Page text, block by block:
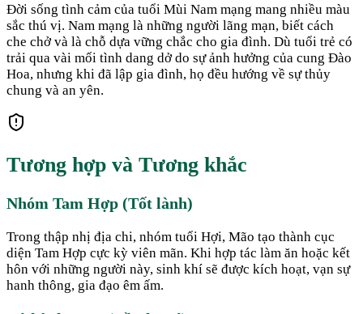
Đời sống tình cảm của tuổi Mùi Nam mạng mang nhiều màu
sắc thú vị. Nam mạng là những người lãng mạn, biết cách
che chở và là chỗ dựa vững chắc cho gia đình. Dù tuổi trẻ có
trải qua vài mối tình dang dở do sự ảnh hưởng của cung Đào
Hoa, nhưng khi đã lập gia đình, họ đều hướng về sự thủy
chung và an yên.
Tương hợp và Tương khắc
Nhóm Tam Hợp (Tốt lành)
Trong thập nhị địa chi, nhóm tuổi Hợi, Mão tạo thành cục
diện Tam Hợp cực kỳ viên mãn. Khi hợp tác làm ăn hoặc kết
hôn với những người này, sinh khí sẽ được kích hoạt, vạn sự
hanh thông, gia đạo êm ấm.